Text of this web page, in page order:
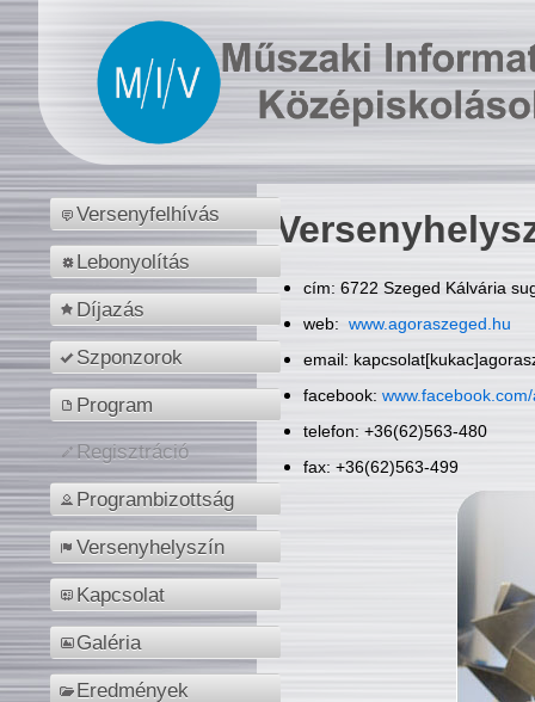
Versenyfelhívás
Lebonyolítás
Díjazás
Szponzorok
Program
Regisztráció
Programbizottság
Versenyhelyszín
Kapcsolat
Galéria
Eredmények
cím: 6722 Szeged Kálvária
web: www.agoraszeged.hu
email:
facebook:
telefon: +36(62)563-480
fax: +36(62)563-499